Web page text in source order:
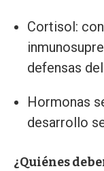
Cortisol:
defensas
Hormonas
desarrollo
¿Quiénes